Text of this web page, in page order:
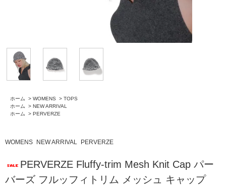
ホーム > WOMENS > TOPS
ホーム
> NEW ARRIVAL
ホーム
> PERVERZE
WOMENS NEW ARRIVAL PERVERZE
PERVERZE Fluffy-trim Mesh Knit Cap パー
バーズ フルッフィトリム メッシュ キャップ